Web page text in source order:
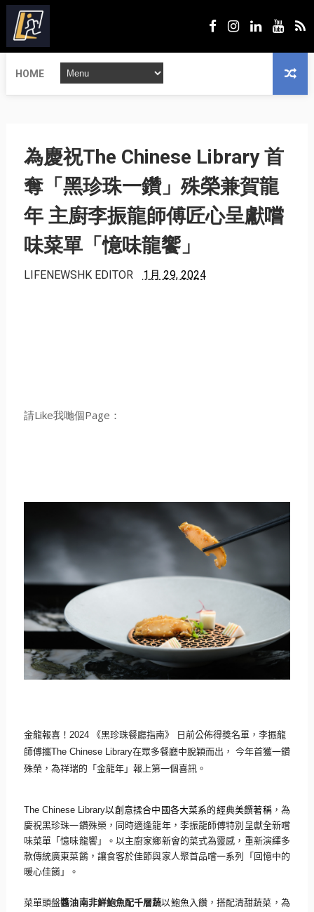
HOME
為慶祝The Chinese Library 首
奪「黑珍珠一鑽」殊榮兼賀龍
年 主廚李振龍師傅匠心呈獻嚐
味菜單「憶味龍饗」
LIFENEWSHK EDITOR 1月 29, 2024
請Like我哋個Page：
金龍報喜！ 2024 《黑珍珠餐廳指南》
日前公佈得獎名單，李振龍
師傅攜The Chinese Library在眾多餐廳中脫穎而出， 今年首獲一鑽
殊榮，為祥瑞的「金龍年」報上第一個喜訊。
The Chinese Library以創意揉合中國各大菜系的經典美饌著稱， 為
慶祝黑珍珠一鑽殊榮，同時適逢龍年， 李振龍師傅特別呈獻全新嚐
味菜單「憶味龍饗」。以主廚家鄉新會的菜式為靈感，重新演繹多
款傳統廣東菜餚， 讓食客於佳節與家人聚首品嚐一系列「回憶中的
暖心佳餚」。
菜單頭盤醬油南非鮮鮑魚配千層蔬以鮑魚入饡，搭配清甜蔬菜， 為